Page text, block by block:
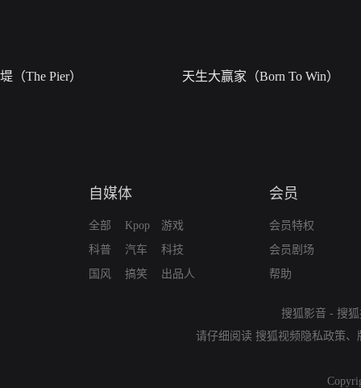
堤（The Pier） 天生大赢家（Born To Win）
自媒体
全部
科普
国风
Kpop
汽车
搞笑
游戏
科技
出品人
会员
会员特权
会员剧场
帮助
搜狐影音 - 搜
请仔细阅读 搜狐视频隐私政策、